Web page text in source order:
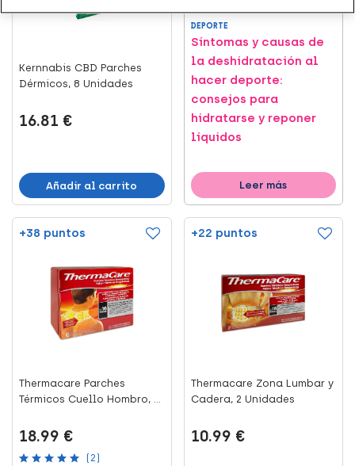
Kernnabis CBD Parches
Dérmicos, 8 Unidades
16.81 €
Añadir al carrito
DEPORTE
Síntomas y causas de
la deshidratación al
hacer deporte:
consejos para
hidratarse y reponer
líquidos
Leer más
+38 puntos
Thermacare Parches
Térmicos Cuello Hombro, 6
18.99 €
(2)
+22 puntos
Thermacare Zona Lumbar y
Cadera, 2 Unidades
10.99 €